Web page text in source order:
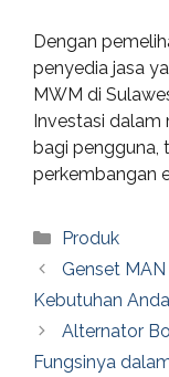
Dengan
penyedia jasa
MWM di
Investasi dalam
bagi pengguna,
perkembangan
Categories
Produk
Genset
Kebutuhan Anda
Alternator
Fungsinya